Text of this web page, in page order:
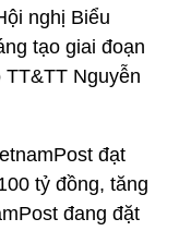
nghị Biểu
tạo giai đoạn
Nguyễn
đạt
tỷ đồng, tăng
đang đặt